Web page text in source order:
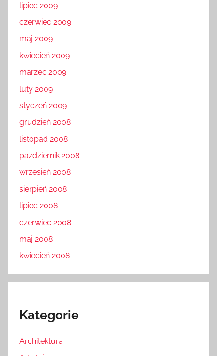
lipiec 2009
czerwiec 2009
maj 2009
kwiecień 2009
marzec 2009
luty 2009
styczeń 2009
grudzień 2008
listopad 2008
październik 2008
wrzesień 2008
sierpień 2008
lipiec 2008
czerwiec 2008
maj 2008
kwiecień 2008
Kategorie
Architektura